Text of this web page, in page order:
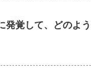
発覚して、どのよ